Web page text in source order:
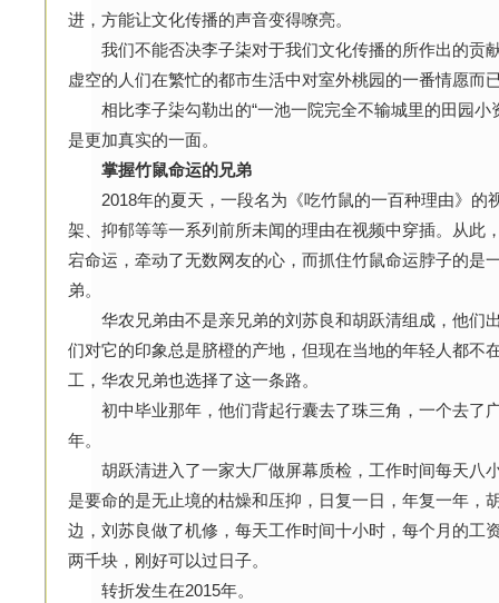
进，方能让文化传播的声音变得嘹亮。
我们不能否决李子柒对于我们文化传播的所作出的贡
虚空的人们在繁忙的都市生活中对室外桃园的一番情愿而
相比李子柒勾勒出的“一池一院完全不输城里的田园小
是更加真实的一面。
掌握竹鼠命运的兄弟
2018年的夏天，一段名为《吃竹鼠的一百种理由》的
架、抑郁等等一系列前所未闻的理由在视频中穿插。从此
宕命运，牵动了无数网友的心，而抓住竹鼠命运脖子的
弟。
华农兄弟由不是亲兄弟的刘苏良和胡跃清组成，他们
们对它的印象总是脐橙的产地，但现在当地的年轻人都不
工，华农兄弟也选择了这一条路。
初中毕业那年，他们背起行囊去了珠三角，一个去了
年。
胡跃清进入了一家大厂做屏幕质检，工作时间每天八
是要命的是无止境的枯燥和压抑，日复一日，年复一年，
边，刘苏良做了机修，每天工作时间十小时，每个月的工
两千块，刚好可以过日子。
转折发生在2015年。